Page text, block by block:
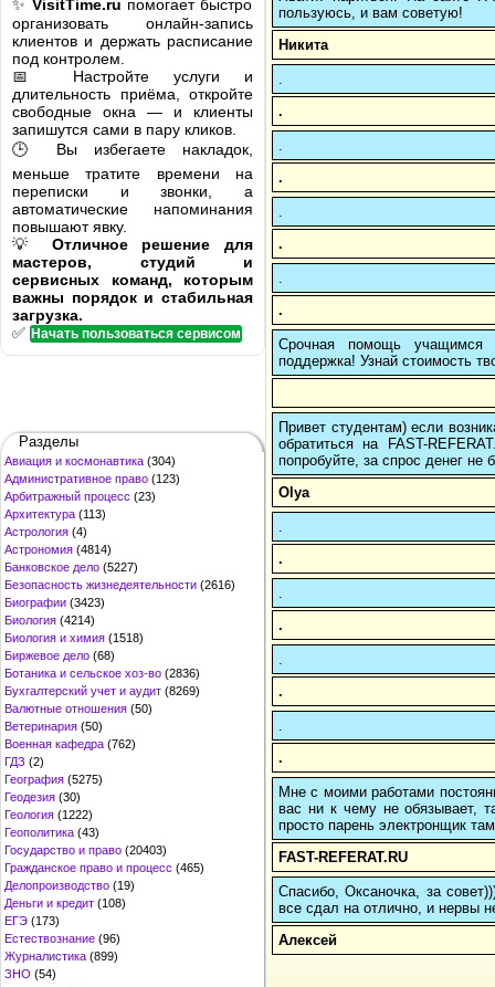
✨ VisitTime.ru помогает быстро
организовать онлайн-запись
клиентов и держать расписание
под контролем.
📅 Настройте услуги и
длительность приёма, откройте
свободные окна — и клиенты
запишутся сами в пару кликов.
🕒 Вы избегаете накладок,
меньше тратите времени на
переписки и звонки, а
автоматические напоминания
повышают явку.
💡 Отличное решение для
мастеров, студий и
сервисных команд, которым
важны порядок и стабильная
загрузка.
✅ Начать пользоваться сервисом
Разделы
Авиация и космонавтика (304)
Административное право (123)
Арбитражный процесс (23)
Архитектура (113)
Астрология (4)
Астрономия (4814)
Банковское дело (5227)
Безопасность жизнедеятельности (2616)
Биографии (3423)
Биология (4214)
Биология и химия (1518)
Биржевое дело (68)
Ботаника и сельское хоз-во (2836)
Бухгалтерский учет и аудит (8269)
Валютные отношения (50)
Ветеринария (50)
Военная кафедра (762)
ГДЗ (2)
География (5275)
Геодезия (30)
Геология (1222)
Геополитика (43)
Государство и право (20403)
Гражданское право и процесс (465)
Делопроизводство (19)
Деньги и кредит (108)
ЕГЭ (173)
Естествознание (96)
Журналистика (899)
ЗНО (54)
пользуюсь, и вам советую!
Никита
.
.
.
.
Срочная помощь учащимся в
поддержка! Узнай стоимость
Привет студентам) если
обратиться на FAST-
попробуйте, за спрос денег не
Olya
.
.
.
.
Мне с моими работами
вас ни к чему не обязывает,
просто парень электронщик
FAST-REFERAT.RU
Спасибо, Оксаночка, за
все сдал на отлично, и нервы
Алексей